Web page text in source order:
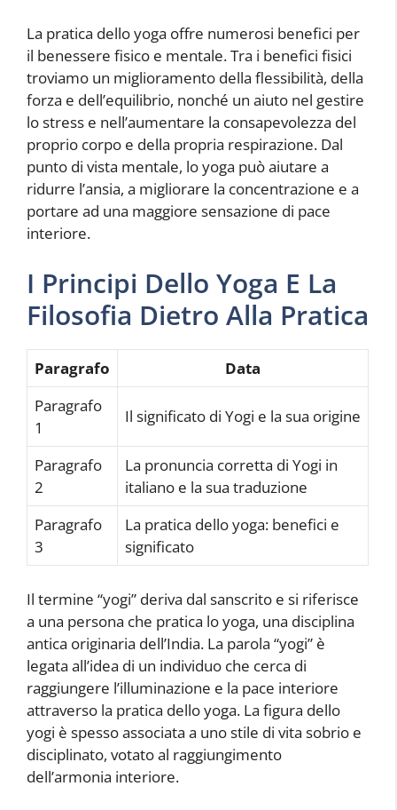
La pratica dello yoga offre numerosi benefici per
il benessere fisico e mentale. Tra i benefici fisici
troviamo un miglioramento della flessibilità, della
forza e dell’equilibrio, nonché un aiuto nel gestire
lo stress e nell’aumentare la consapevolezza del
proprio corpo e della propria respirazione. Dal
punto di vista mentale, lo yoga può aiutare a
ridurre l’ansia, a migliorare la concentrazione e a
portare ad una maggiore sensazione di pace
interiore.
I Principi Dello Yoga E La
Filosofia Dietro Alla Pratica
Paragrafo
Data
Paragrafo
1
Il significato di Yogi e la sua origine
Paragrafo
2
La pronuncia corretta di Yogi in
italiano e la sua traduzione
Paragrafo
3
La pratica dello yoga: benefici e
significato
Il termine “yogi” deriva dal sanscrito e si riferisce
a una persona che pratica lo yoga, una disciplina
antica originaria dell’India. La parola “yogi” è
legata all’idea di un individuo che cerca di
raggiungere l’illuminazione e la pace interiore
attraverso la pratica dello yoga. La figura dello
yogi è spesso associata a uno stile di vita sobrio e
disciplinato, votato al raggiungimento
dell’armonia interiore.